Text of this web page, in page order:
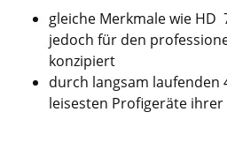
gleiche Merkmale wie HD
jedoch für den
konzipiert
durch langsam laufenden
leisesten Profigeräte ihrer